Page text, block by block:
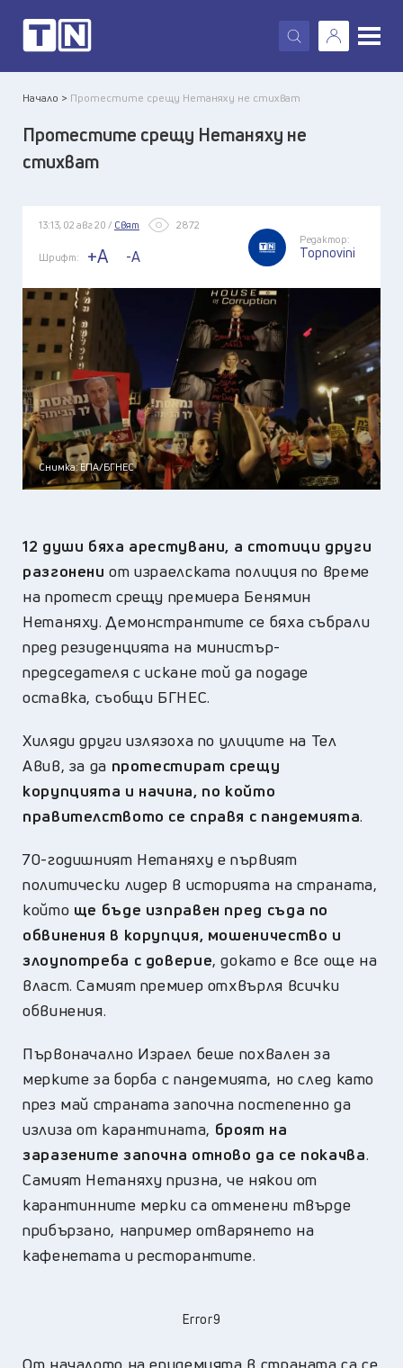
X
Начало > Протестите срещу Нетаняху не стихват
Протестите срещу Нетаняху не
стихват
13:13, 02 авг 20 / Свят 2872
Шрифт: +A -A
Редактор:
Topnovini
Снимка: ЕПА/БГНЕС
12 души бяха арестувани, а стотици други
разгонени от израелската полиция по време
на протест срещу премиера Бенямин
Нетаняху. Демонстрантите се бяха събрали
пред резиденцията на министър-
председателя с искане той да подaде
оставка, съобщи БГНЕС.
Хиляди други излязоха по улиците на Тел
Авив, за да протестират срещу
корупцията и начина, по който
правителството се справя с пандемията.
70-годишният Нетаняху е първият
политически лидер в историята на страната,
който ще бъде изправен пред съда по
обвинения в корупция, мошеничество и
злоупотреба с доверие, докато е все още на
власт. Самият премиер отхвърля всички
обвинения.
Първоначално Израел беше похвален за
мерките за борба с пандемията, но след като
през май страната започна постепенно да
излиза от карантината, броят на
заразените започна отново да се покачва.
Самият Нетаняху призна, че някои от
карантинните мерки са отменени твърде
прибързано, например отварянето на
кафенетата и ресторантите.
Error9
От началото на епидемията в страната са се